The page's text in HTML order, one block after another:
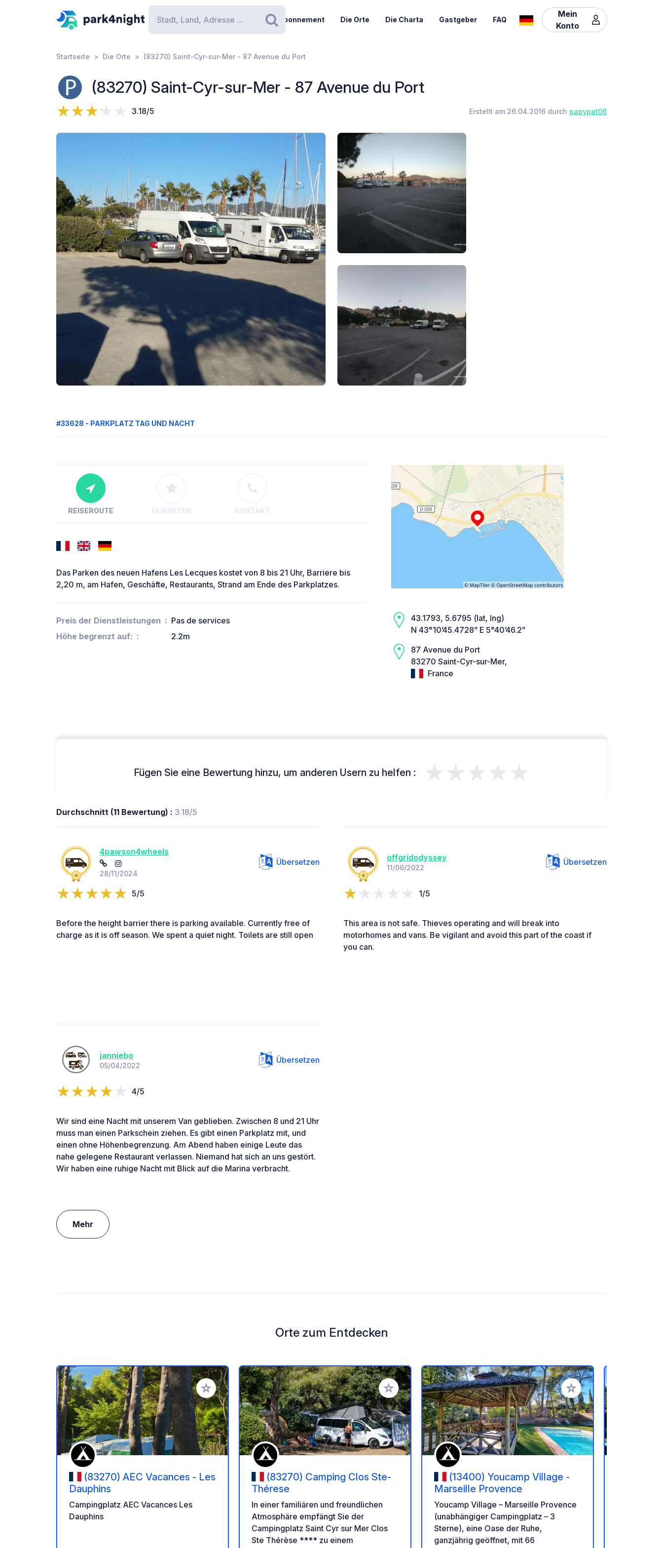
Suchen
Abonnement Die Orte Die Charta Gastgeber FAQ
Mein
Konto
Startseite Die Orte (83270) Saint-Cyr-sur-Mer - 87 Avenue du Port
(83270) Saint-Cyr-sur-Mer - 87 Avenue du Port
3.18/5 Erstellt am 26.04.2016 durch papypat06
#33628 - PARKPLATZ TAG UND NACHT
REISEROUTE FAVORITEN KONTAKT
Das Parken des neuen Hafens Les Lecques kostet von 8 bis 21 Uhr, Barriere bis
2,20 m, am Hafen, Geschäfte, Restaurants, Strand am Ende des Parkplatzes.
Preis der Dienstleistungen
Pas de services
Höhe begrenzt auf:
2.2m
43.1793, 5.6795 (lat, lng)
N 43°10’45.4728” E 5°40’46.2”
87 Avenue du Port
83270 Saint-Cyr-sur-Mer,
France
Fügen Sie eine Bewertung hinzu, um anderen Usern zu helfen : ★★★★★
Durchschnitt (11 Bewertung) : 3.18/5
4pawson4wheels
28/11/2024
Übersetzen
5/5
Before the height barrier there is parking available. Currently free of
charge as it is off season. We spent a quiet night. Toilets are still open
offgridodyssey
11/06/2022
Übersetzen
1/5
This area is not safe. Thieves operating and will break into
motorhomes and vans. Be vigilant and avoid this part of the coast if
you can.
janniebo
05/04/2022
Übersetzen
4/5
Wir sind eine Nacht mit unserem Van geblieben. Zwischen 8 und 21 Uhr
muss man einen Parkschein ziehen. Es gibt einen Parkplatz mit, und
einen ohne Höhenbegrenzung. Am Abend haben einige Leute das
nahe gelegene Restaurant verlassen. Niemand hat sich an uns gestört.
Wir haben eine ruhige Nacht mit Blick auf die Marina verbracht.
Mehr
Orte zum Entdecken
Zu Ihren Favoriten hinzufügen
(83270) AEC Vacances - Les
Dauphins
Campingplatz AEC Vacances Les
Dauphins
Zu Ihren Favoriten hinzufügen
(83270) Camping Clos Ste-
Thérese
In einer familiären und freundlichen
Atmosphäre empfängt Sie der
Campingplatz Saint Cyr sur Mer Clos
Ste Thérèse **** zu einem
Zu Ihren Favoriten
(13400) Youcamp Village -
Marseille Provence
Youcamp Village – Marseille Provence
(unabhängiger Campingplatz – 3
Sterne), eine Oase der Ruhe,
ganzjährig geöffnet, mit 66